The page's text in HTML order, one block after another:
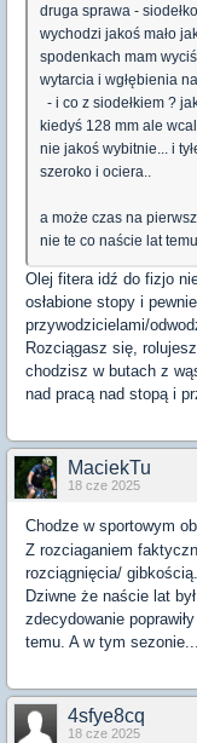
druga sprawa -
wychodzi jakoś mało
spodenkach mam
wytarcia i wgłębienia
- i co z siodełkiem ?
kiedyś 128 mm ale
nie jakoś wybitnie... i
szeroko i ociera..
a może czas na
nie te co naście lat
Olej fitera idź do fizjo
osłabione stopy i
przywodzicielami/
Rozciągasz się,
chodzisz w butach z
nad pracą nad stopą i
MaciekTu
18 cze 2025
Chodze w sportowym
Z rozciaganiem
rozciągnięcia/ gibkością.
Dziwne że naście lat
zdecydowanie
temu. A w tym
4sfye8cq
18 cze 2025